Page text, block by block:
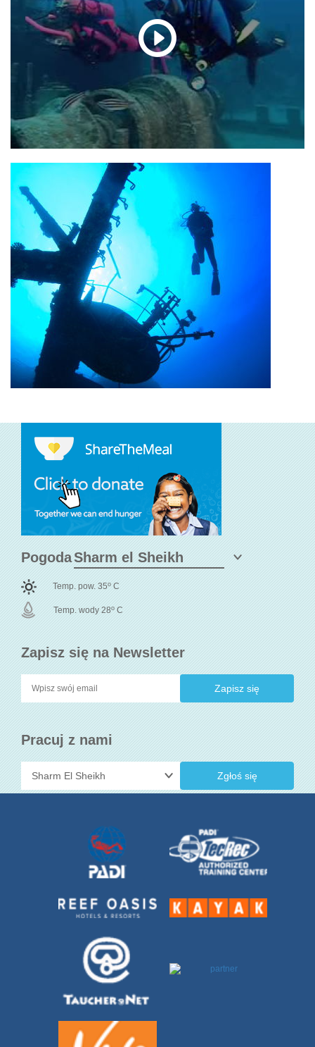
Zapisz się na Newsletter
Pracuj z nami
Zgłoś się
Pogoda
Temp. pow. 35o C
Temp. wody 28o C